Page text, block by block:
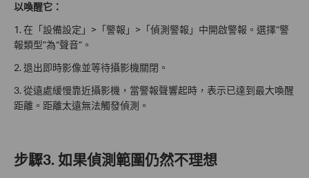
以喚醒它：
1. 在「設備設定」>「警報」>「偵測警報」中開啟警報。選擇“警
報類型”為“聲音”。
2. 退出即時影像並等待攝影機關閉。
3. 從遠處緩慢靠近攝影機，當警報聲響起時，表示已達到最大喚醒
距離。距離太遠無法觸發偵測。
步驟3. 如果偵測範圍仍然不理想